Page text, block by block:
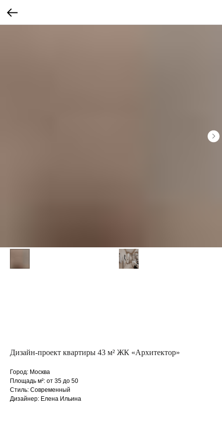
Дизайн-проект квартиры 43 м² ЖК «Архитектор»
Город: Москва
Площадь м²: от 35 до 50
Стиль: Современный
Дизайнер: Елена Ильина